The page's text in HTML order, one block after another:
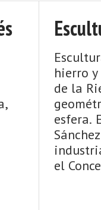
hierro y
de la
esfera.
el